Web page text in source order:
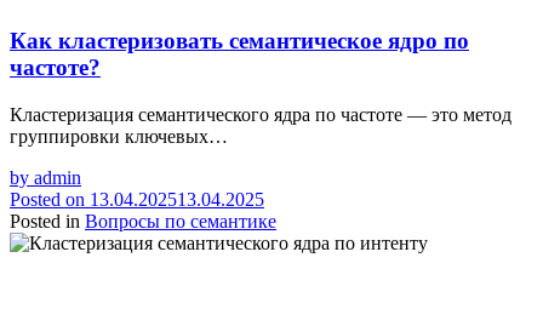
Как кластеризовать семантическое ядро по
частоте?
Кластеризация семантического ядра по частоте — это метод
группировки ключевых…
by admin
Posted on 13.04.202513.04.2025
Posted in Вопросы по семантике